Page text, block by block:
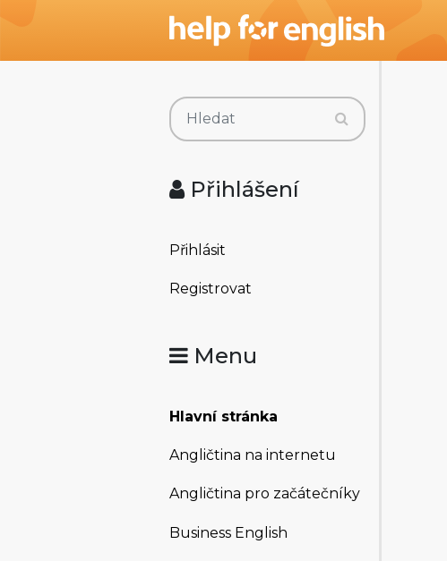
Přihlášení
Přihlásit
Registrovat
Menu
Hlavní stránka
Angličtina na internetu
Angličtina pro začátečníky
Business English